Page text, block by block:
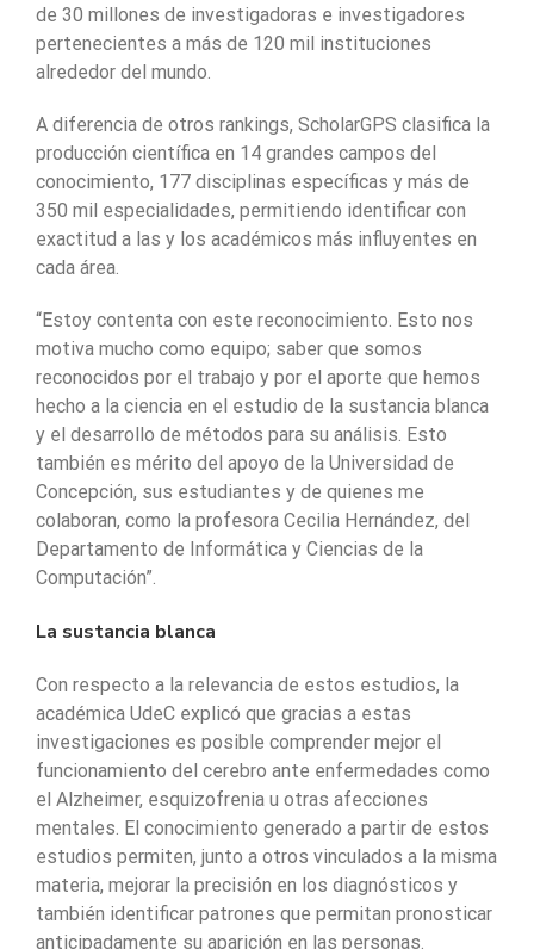
de 30 millones de investigadoras e investigadores
pertenecientes a más de 120 mil instituciones
alrededor del mundo.
A diferencia de otros rankings, ScholarGPS clasifica la
producción científica en 14 grandes campos del
conocimiento, 177 disciplinas específicas y más de
350 mil especialidades, permitiendo identificar con
exactitud a las y los académicos más influyentes en
cada área.
“Estoy contenta con este reconocimiento. Esto nos
motiva mucho como equipo; saber que somos
reconocidos por el trabajo y por el aporte que hemos
hecho a la ciencia en el estudio de la sustancia blanca
y el desarrollo de métodos para su análisis. Esto
también es mérito del apoyo de la Universidad de
Concepción, sus estudiantes y de quienes me
colaboran, como la profesora Cecilia Hernández, del
Departamento de Informática y Ciencias de la
Computación”.
La sustancia blanca
Con respecto a la relevancia de estos estudios, la
académica UdeC explicó que gracias a estas
investigaciones es posible comprender mejor el
funcionamiento del cerebro ante enfermedades como
el Alzheimer, esquizofrenia u otras afecciones
mentales. El conocimiento generado a partir de estos
estudios permiten, junto a otros vinculados a la misma
materia, mejorar la precisión en los diagnósticos y
también identificar patrones que permitan pronosticar
anticipadamente su aparición en las personas.